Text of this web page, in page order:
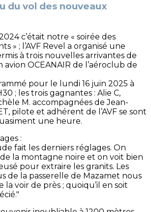
du vol des nouveaux
c’était notre « soirée des
» ; l’AVF Revel a organisé une
à trois nouvelles arrivantes de
OCEANAIR de l’aéroclub de
pour le lundi 16 juin 2025 à
; les trois gagnantes : Alie C,
M. accompagnées de Jean-
pilote et adhérent de l’AVF se sont
une heure.
:
fait les derniers réglages. On
de la montagne noire et on voit bien
pour extraire les granits. Les
de la passerelle de Mazamet nous
la voir de près ; quoiqu’il en soit